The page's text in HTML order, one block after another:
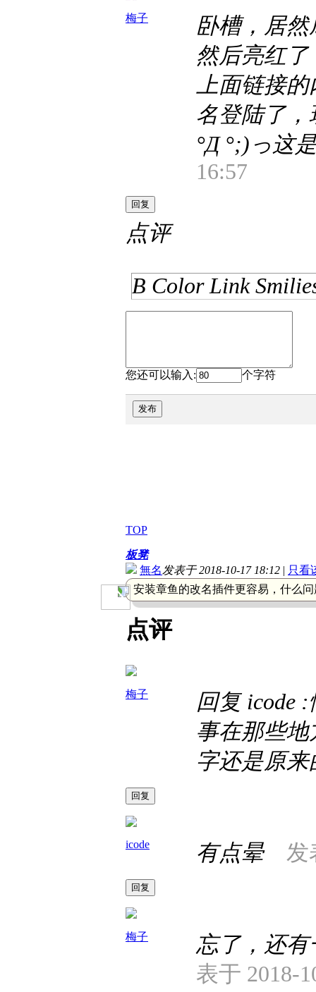
梅子
卧槽，居
然后亮红
上面链接的
名登陆了
°Д °;)っ这
16:57
回复
点评
B Color Link
您还可以输入: 个字符
发布
TOP
板凳
無名发表于 2018-10-17 18:12 | 只看
安装章鱼的改名插件更容易，什么
点评
梅子
回复 icode
事在那些
字还是原来
回复
icode 有点晕 发
回复
梅子
忘了，还
表于 2018-